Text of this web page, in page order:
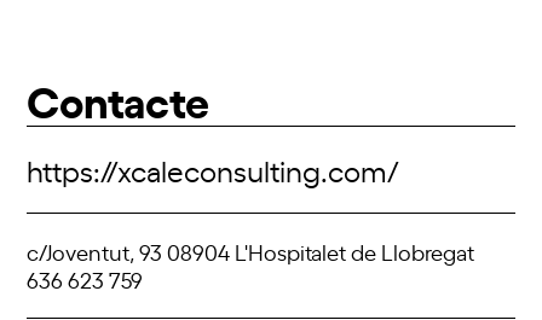
Contacte
https://xcaleconsulting.com/
c/Joventut, 93 08904 L'Hospitalet de Llobregat
636 623 759